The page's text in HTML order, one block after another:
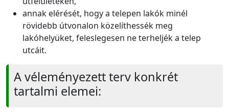
annak elérését, hogy a telepen lakók minél
rövidebb útvonalon közelíthessék meg
lakóhelyüket, feleslegesen ne terheljék a telep
utcáit.
A véleményezett terv konkrét
tartalmi elemei: